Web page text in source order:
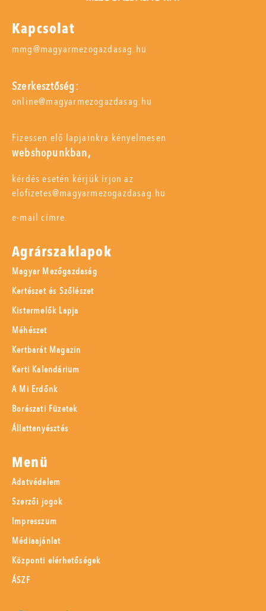
Kapcsolat
mmg@magyarmezogazdasag.hu
Szerkesztőség:
online@magyarmezogazdasag.hu
Fizessen elő lapjainkra kényelmesen
webshopunkban,
kérdés esetén kérjük írjon az
elofizetes@magyarmezogazdasag.hu
e-mail címre.
Agrárszaklapok
Magyar Mezőgazdaság
Kertészet és Szőlészet
Kistermelők Lapja
Méhészet
Kertbarát Magazin
Kerti Kalendárium
A Mi Erdőnk
Borászati Füzetek
Állattenyésztés
Menü
Adatvédelem
Szerzői jogok
Impresszum
Médiaajánlat
Központi elérhetőségek
ÁSZF